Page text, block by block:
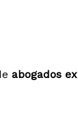
abogados